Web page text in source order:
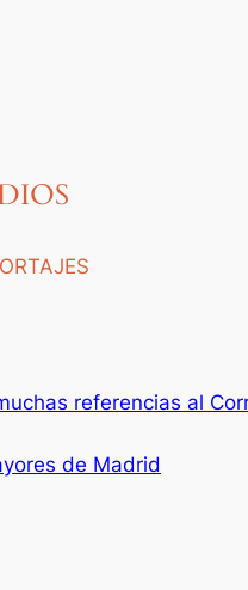
referencias al
de Madrid